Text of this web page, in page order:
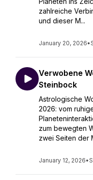
zahlreiche
und dieser M...
January 20, 2026•
Verwobene
Steinbock
Astrologische
2026: vom
zum bewegten
zwei Seiten der
January 12, 2026•